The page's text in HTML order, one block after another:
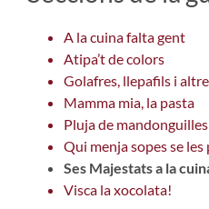
A la cuina falta gent
Atipa’t de colors
Golafres, llepafils i
Mamma mia, la pasta
Pluja de mandonguilles
Qui menja sopes se
Ses Majestats a la
Visca la xocolata!